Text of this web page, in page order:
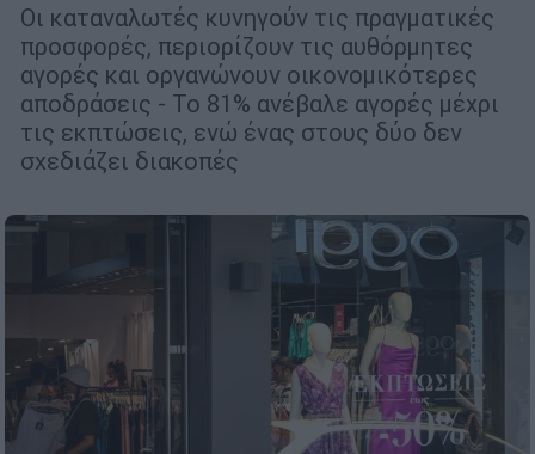
Οι καταναλωτές κυνηγούν τις πραγματικές
προσφορές, περιορίζουν τις αυθόρμητες
αγορές και οργανώνουν οικονομικότερες
αποδράσεις - Το 81% ανέβαλε αγορές μέχρι
τις εκπτώσεις, ενώ ένας στους δύο δεν
σχεδιάζει διακοπές